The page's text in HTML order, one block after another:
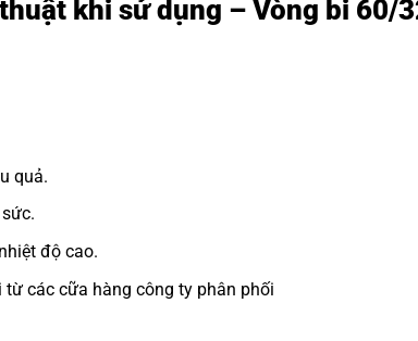
khi sử dụng – Vòng bi 60/
quả.
độ cao.
các cữa hàng công ty phân phối